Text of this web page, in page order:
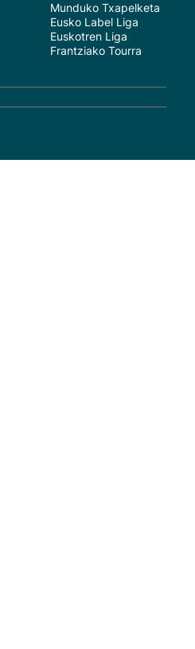
Munduko Txapelketa
Eusko Label Liga
Euskotren Liga
Frantziako Tourra